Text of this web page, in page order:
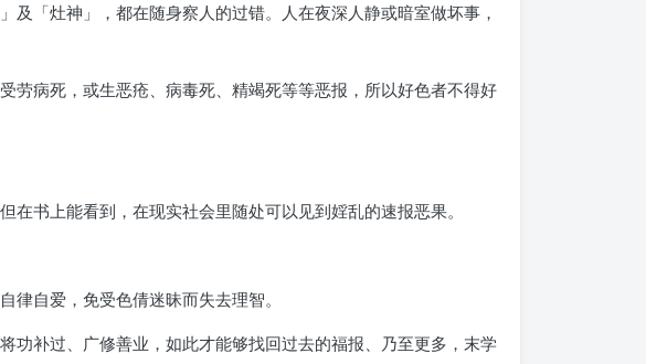
「灶神」，都在随身察人的过错。人在夜深人静或暗室做坏事，
劳病死，或生恶疮、病毒死、精竭死等等恶报，所以好色者不得好
书上能看到，在现实社会里随处可以见到婬乱的速报恶果。
自爱，免受色倩迷昧而失去理智。
功补过、广修善业，如此才能够找回过去的福报、乃至更多，末学